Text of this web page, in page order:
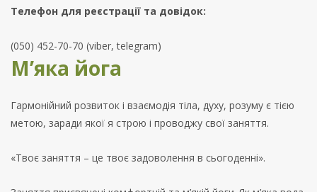
Телефон для реєстрації та довідок:
(050) 452-70-70 (viber, telegram)
М’яка йога
Гармонійний розвиток і взаємодія тіла, духу, розуму є тією
метою, заради якої я строю і проводжу свої заняття.
«Твоє заняття – це твоє задоволення в сьогоденні».